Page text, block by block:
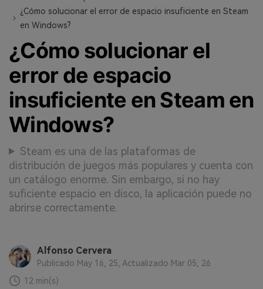
¿Cómo solucionar el error de espacio insuficiente en Steam
en Windows?
¿Cómo solucionar el
error de espacio
insuficiente en Steam en
Windows?
Steam es una de las plataformas de
distribución de juegos más populares y cuenta con
un catálogo enorme. Sin embargo, si no hay
suficiente espacio en disco, la aplicación puede no
abrirse correctamente.
Alfonso Cervera
Publicado May 16, 25, Actualizado Mar 05, 26
12 min(s)